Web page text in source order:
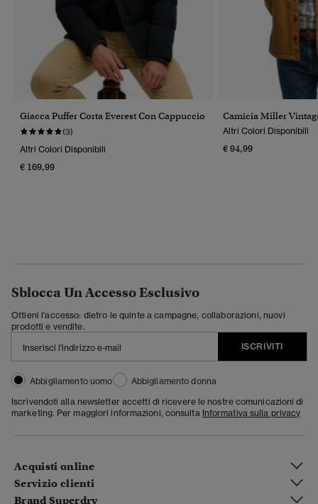
Giacca Puffer Corta Everest Con Cappuccio
(3)
Altri Colori Disponibili
€ 169,99
Camicia Miller
Altri Colori Disponibili
€ 94,99
Sblocca Un Accesso Esclusivo
Ottieni l'accesso: dietro le quinte a campagne, collaborazioni, nuovi
prodotti e vendite.
ISCRIVITI
Abbigliamento uomo
Abbigliamento donna
Iscrivendoti alla newsletter accetti di ricevere le nostre comunicazioni di
marketing. Per maggiori informazioni, consulta Informativa sulla privacy
Acquisti online
Servizio clienti
Brand Superdry